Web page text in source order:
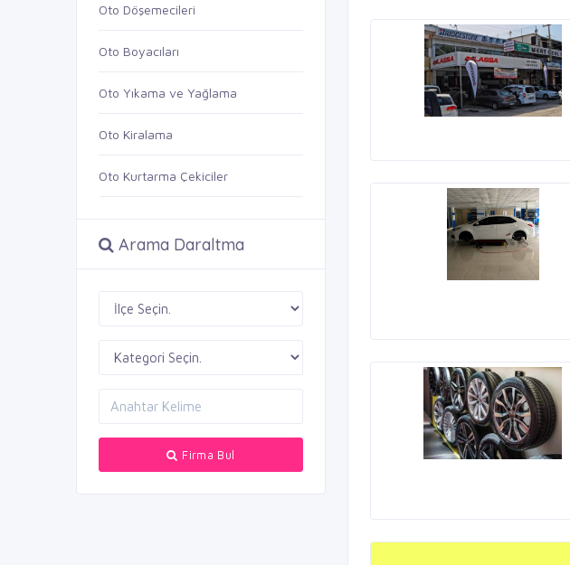
Oto Döşemecileri
Oto Boyacıları
Oto Yıkama ve Yağlama
Oto Kiralama
Oto Kurtarma Çekiciler
Arama Daraltma
Firma Bul